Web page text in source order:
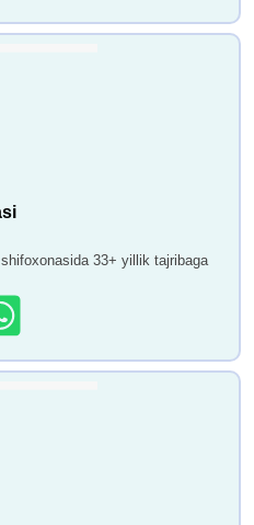
33+ yillik tajribaga